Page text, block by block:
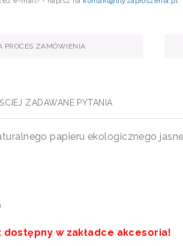
PROCES ZAMÓWIENIA
ZADAWANE PYTANIA
papieru ekologicznego
w zakładce akcesoria!